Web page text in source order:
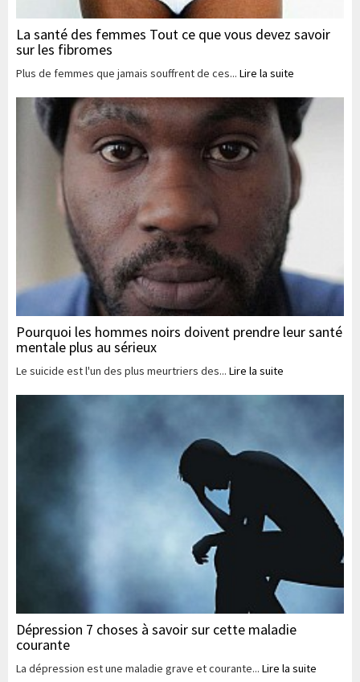
La santé des femmes Tout ce que vous devez savoir
sur les fibromes
Plus de femmes que jamais souffrent de ces... Lire la suite
Pourquoi les hommes noirs doivent prendre leur santé
mentale plus au sérieux
Le suicide est l'un des plus meurtriers des... Lire la suite
Dépression 7 choses à savoir sur cette maladie
courante
La dépression est une maladie grave et courante... Lire la suite